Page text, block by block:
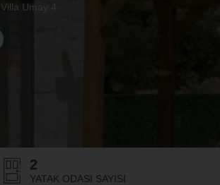
Villa Umay 4
2
YATAK ODASI SAYISI